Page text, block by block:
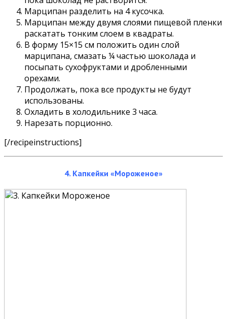
Марципан разделить на 4 кусочка.
Марципан между двумя слоями пищевой пленки
раскатать тонким слоем в квадраты.
В форму 15×15 см положить один слой
марципана, смазать ¼ частью шоколада и
посыпать сухофруктами и дробленными
орехами.
Продолжать, пока все продукты не будут
использованы.
Охладить в холодильнике 3 часа.
Нарезать порционно.
[/recipeinstructions]
4. Капкейки «Мороженое»